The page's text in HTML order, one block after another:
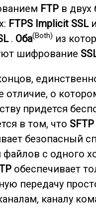
FTP в двух
FTPS Implicit SSLи
. Оба(Both) из
шифрование
отличие, о
придется
в том, что SFTP
безопасный
файлов с одного
обеспечивает
передачу
каналу